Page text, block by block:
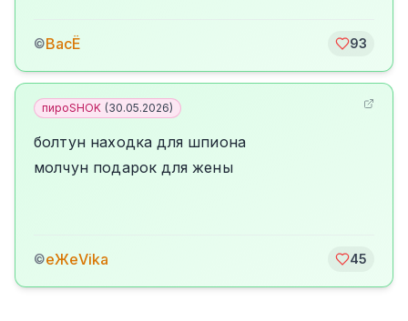
©ВасЁ 93
пироSHOK (30.05.2026)
болтун находка для шпиона
молчун подарок для жены
©еЖеVika 45